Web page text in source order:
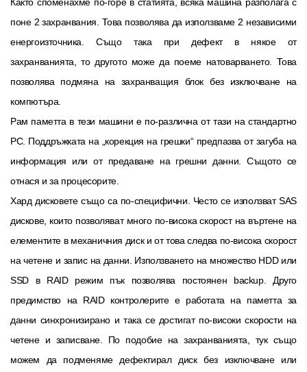
поне 2 захранвания. Това позволява да използваме 2 независими
енергоизточника. Също така при дефект в някое от
захранванията, то другото може да поеме натоварването. Това
позволява подмяна на захранващия блок без изключване на
компютъра.
Рам паметта в тези машини е по-различна от тази на стандартно
PC. Поддръжката на „корекция на грешки“ предпазва от загуба на
информация или от предаване на грешни данни. Същото се
отнася и за процесорите.
Хард дисковете също са по-специфични. Често се използват SAS
дискове, които позволяват много по-висока скорост на въртене на
елементите в механичния диск и от това следва по-висока скорост
на четене и запис на данни. Използването на множество HDD или
SSD в RAID режим пък позволява постоянен backup. Друго
предимство на RAID контролерите е работата на паметта за
данни синхронизирано и така се достигат по-високи скорости на
четене и записване. По подобие на захранванията, тук също
можем да подменяме дефектирал диск без изключване или